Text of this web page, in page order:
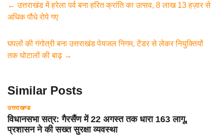
e
b
o
o
er s
p
p
gr
m
e
← उत्तराखंड में हरेला पर्व बना हरित क्रांति का उत्सव, 8 लाख 13 हज़ार से
अधिक पौधे रोपे गए
घपलों की गंगोत्री बना उत्तराखंड पेयजल निगम, टेंडर से लेकर नियुक्तियों
तक घोटालों की बाढ़ →
Similar Posts
उत्तराखण्ड
विधानसभा सत्र: गैरसैंण में 22 अगस्त तक धारा 163 लागू,
प्रशासन ने की सख्त सुरक्षा व्यवस्था